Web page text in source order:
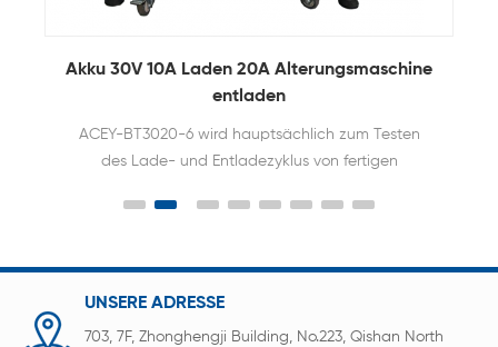
Lithium-Akku Ladevorgang Ladezyklus Test
Alterungsschrank Maschine
Wird hauptsächlich für den Lade- und
Entladezyklus von Lithiumbatterien verwendet
UNSERE ADRESSE
703, 7F, Zhonghengji Building, No.223, Qishan North